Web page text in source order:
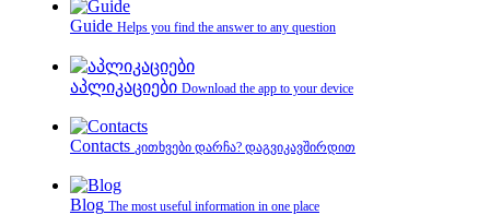
Guide Helps you find the answer to any question
აპლიკაციები Download the app to your device
Contacts კითხვები დარჩა? დაგვიკავშირდით
Blog The most useful information in one place